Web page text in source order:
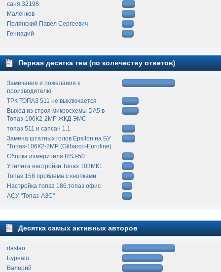
саня 32198
Маленков
Полянский Павел Сергеевич
Геннадий
Первая десятка тем (по количеству ответов)
Замечания и пожелания к
производителю
ТРК ТОПАЗ 511 не выключается
Выход из строя микросхемы DA5 в
Топаз-106К2-2МР ЖКД ЭМС
топаз 511 и сапсан 1.1
Замена штатных голов Epsilon на БУ
"Топаз-106К2-2МР (Gilbarco-Euroline).
Сборка измерителя RSJ-50
Утилита настройки Топаз 103МК1
Топаз 158 проблема с кнопками
Настройка топаз 186.топаз офис
АСУ "Топаз-АЗС"
Десятка самых активных авторов
dastao
Бурнаш
Валерий